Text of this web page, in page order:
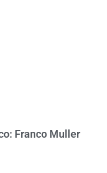
Franco Muller